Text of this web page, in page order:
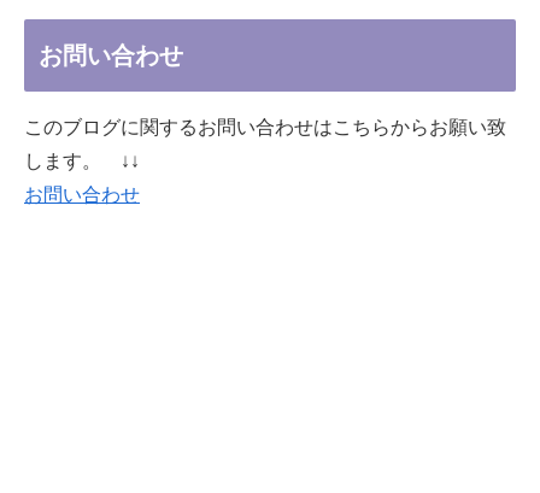
お問い合わせ
このブログに関するお問い合わせはこちらからお願い致
します。 ↓↓
お問い合わせ